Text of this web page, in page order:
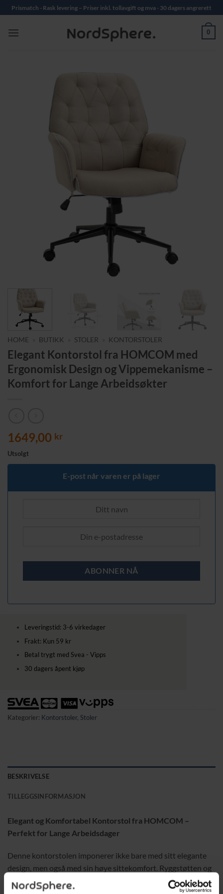
Skip
to
content
Prismatch - Rask levering – Priser inkl. tollavgift og mva - 30 dagers angrerett
0
HOME BUTIKK STOLER KONTORSTOLER
Elegant Kontorstol fra HOMCOM med
Ergonomisk Design og Vippemekanisme –
Komfort for Lange Arbeidsøkter
1649,00 kr
Utsolgt
E-post når varen er på lager
Leveringstid: 3-6 virkedager
Frakt: Kun 59 kr
Betal trygt med Svea - Vipps
30 dagers åpent kjøp
Kategorier: Kontorstoler, Stoler
BESKRIVELSE
TILLEGGSINFORMASJON
Elegant og Komfortabel Kontorstol fra HOMCOM –
Perfekt for Lange Arbeidsdager
Denne kontorstolen imponerer ikke bare med sitt elegante
design, men også med sin høye sittekomfort. Ryggstøtten og
armlenene er mykt polstret og gir god komfort selv under